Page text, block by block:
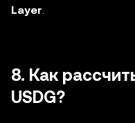
Layer.
8. Как
USDG?